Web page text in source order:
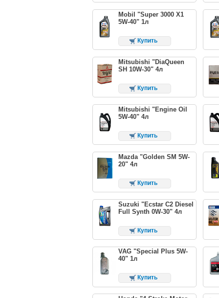
Mobil "Super 3000 X1
5W-40" 1л
Купить
Mitsubishi "DiaQueen
SH 10W-30" 4л
Купить
Mitsubishi "Engine Oil
5W-40" 4л
Купить
Mazda "Golden SM 5W-
20" 4л
Купить
Suzuki "Ecstar C2 Diesel
Full Synth 0W-30" 4л
Купить
VAG "Special Plus 5W-
40" 1л
Купить